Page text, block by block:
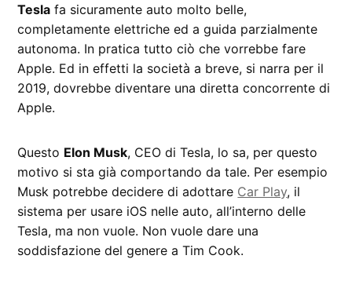
Tesla fa sicuramente auto molto belle,
completamente elettriche ed a guida parzialmente
autonoma. In pratica tutto ciò che vorrebbe fare
Apple. Ed in effetti la società a breve, si narra per il
2019, dovrebbe diventare una diretta concorrente di
Apple.
Questo Elon Musk, CEO di Tesla, lo sa, per questo
motivo si sta già comportando da tale. Per esempio
Musk potrebbe decidere di adottare Car Play, il
sistema per usare iOS nelle auto, all’interno delle
Tesla, ma non vuole. Non vuole dare una
soddisfazione del genere a Tim Cook.